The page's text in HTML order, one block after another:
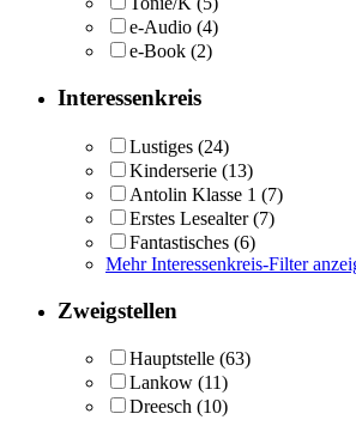
e-Audio (4)
e-Book (2)
Interessenkreis
Lustiges (24)
Kinderserie (13)
Antolin Klasse 1 (7)
Erstes Lesealter (7)
Fantastisches (6)
Mehr Interessenkreis-Filter
Zweigstellen
Hauptstelle (63)
Lankow (11)
Dreesch (10)